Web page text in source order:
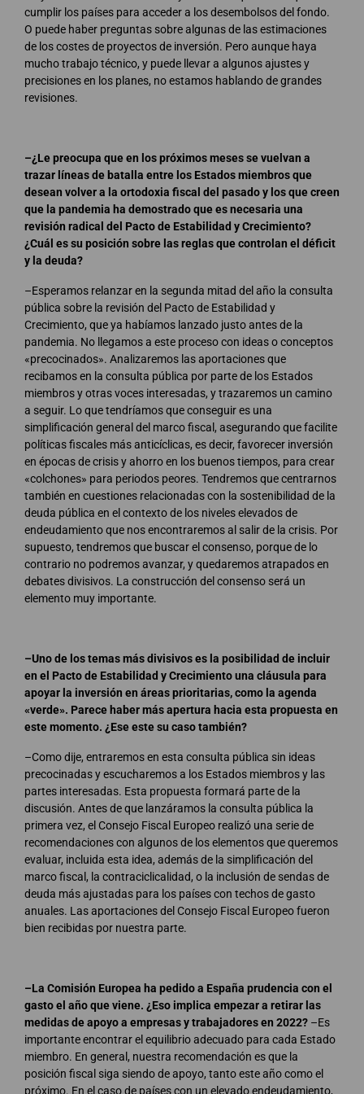
cumplir los países para acceder a los desembolsos del fondo.
O puede haber preguntas sobre algunas de las estimaciones
de los costes de proyectos de inversión. Pero aunque haya
mucho trabajo técnico, y puede llevar a algunos ajustes y
precisiones en los planes, no estamos hablando de grandes
revisiones.
–¿Le preocupa que en los próximos meses se vuelvan a
trazar líneas de batalla entre los Estados miembros que
desean volver a la ortodoxia fiscal del pasado y los que creen
que la pandemia ha demostrado que es necesaria una
revisión radical del Pacto de Estabilidad y Crecimiento?
¿Cuál es su posición sobre las reglas que controlan el déficit
y la deuda?
–Esperamos relanzar en la segunda mitad del año la consulta
pública sobre la revisión del Pacto de Estabilidad y
Crecimiento, que ya habíamos lanzado justo antes de la
pandemia. No llegamos a este proceso con ideas o conceptos
«precocinados». Analizaremos las aportaciones que
recibamos en la consulta pública por parte de los Estados
miembros y otras voces interesadas, y trazaremos un camino
a seguir. Lo que tendríamos que conseguir es una
simplificación general del marco fiscal, asegurando que facilite
políticas fiscales más anticíclicas, es decir, favorecer inversión
en épocas de crisis y ahorro en los buenos tiempos, para crear
«colchones» para periodos peores. Tendremos que centrarnos
también en cuestiones relacionadas con la sostenibilidad de la
deuda pública en el contexto de los niveles elevados de
endeudamiento que nos encontraremos al salir de la crisis. Por
supuesto, tendremos que buscar el consenso, porque de lo
contrario no podremos avanzar, y quedaremos atrapados en
debates divisivos. La construcción del consenso será un
elemento muy importante.
–Uno de los temas más divisivos es la posibilidad de incluir
en el Pacto de Estabilidad y Crecimiento una cláusula para
apoyar la inversión en áreas prioritarias, como la agenda
«verde». Parece haber más apertura hacia esta propuesta en
este momento. ¿Ese este su caso también?
–Como dije, entraremos en esta consulta pública sin ideas
precocinadas y escucharemos a los Estados miembros y las
partes interesadas. Esta propuesta formará parte de la
discusión. Antes de que lanzáramos la consulta pública la
primera vez, el Consejo Fiscal Europeo realizó una serie de
recomendaciones con algunos de los elementos que queremos
evaluar, incluida esta idea, además de la simplificación del
marco fiscal, la contraciclicalidad, o la inclusión de sendas de
deuda más ajustadas para los países con techos de gasto
anuales. Las aportaciones del Consejo Fiscal Europeo fueron
bien recibidas por nuestra parte.
–La Comisión Europea ha pedido a España prudencia con el
gasto el año que viene. ¿Eso implica empezar a retirar las
medidas de apoyo a empresas y trabajadores en 2022? –Es
importante encontrar el equilibrio adecuado para cada Estado
miembro. En general, nuestra recomendación es que la
posición fiscal siga siendo de apoyo, tanto este año como el
próximo. En el caso de países con un elevado endeudamiento,